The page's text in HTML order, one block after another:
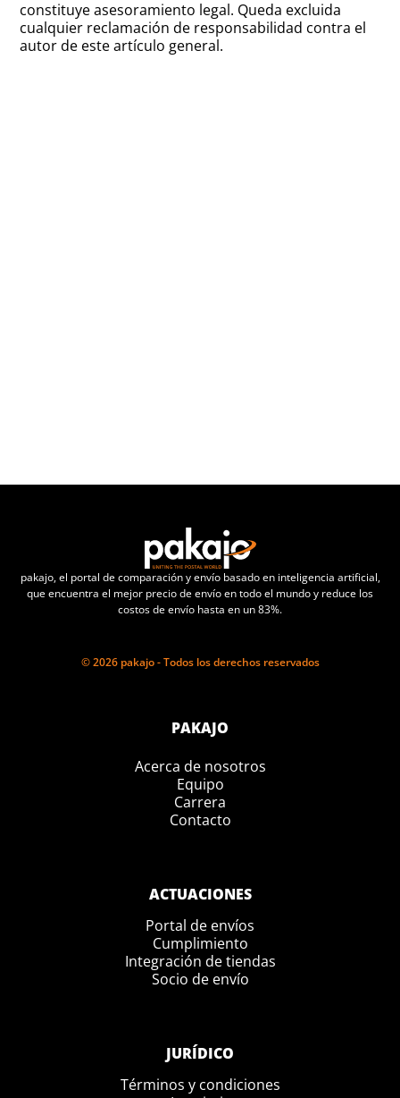
constituye asesoramiento legal. Queda excluida
cualquier reclamación de responsabilidad contra el
autor de este artículo general.
pakajo, el portal de comparación y envío basado en inteligencia artificial,
que encuentra el mejor precio de envío en todo el mundo y reduce los
costos de envío hasta en un 83%.
© 2026 pakajo - Todos los derechos reservados
PAKAJO
Acerca de nosotros
Equipo
Carrera
Contacto
ACTUACIONES
Portal de envíos
Cumplimiento
Integración de tiendas
Socio de envío
JURÍDICO
Términos y condiciones